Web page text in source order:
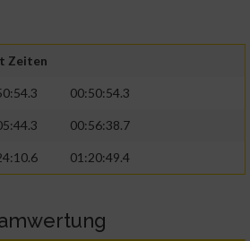
Zeiten
00:50:54.3
00:56:38.7
01:20:49.4